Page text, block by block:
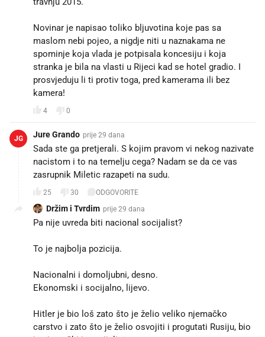
Novinar je napisao toliko bljuvotina koje pas sa
maslom nebi pojeo, a nigdje niti u naznakama ne
spominje koja vlada je potpisala koncesiju i koja
stranka je bila na vlasti u Rijeci kad se hotel gradio. I
prosvjeduju li ti protiv toga, pred kamerama ili bez
kamera!
4 0
JG Jure Grando prije 29 dana
Sada ste ga pretjerali. S kojim pravom vi nekog nazivate
nacistom i to na temelju cega? Nadam se da ce vas
zasrupnik Miletic razapeti na sudu.
25 30 ODGOVORITE
Držim i Tvrdim prije 29 dana
Pa nije uvreda biti nacional socijalist?
To je najbolja pozicija.
Nacionalni i domoljubni, desno.
Ekonomski i socijalno, lijevo.
Hitler je bio loš zato što je želio veliko njemačko
carstvo i zato što je želio osvojiti i progutati Rusiju, bio